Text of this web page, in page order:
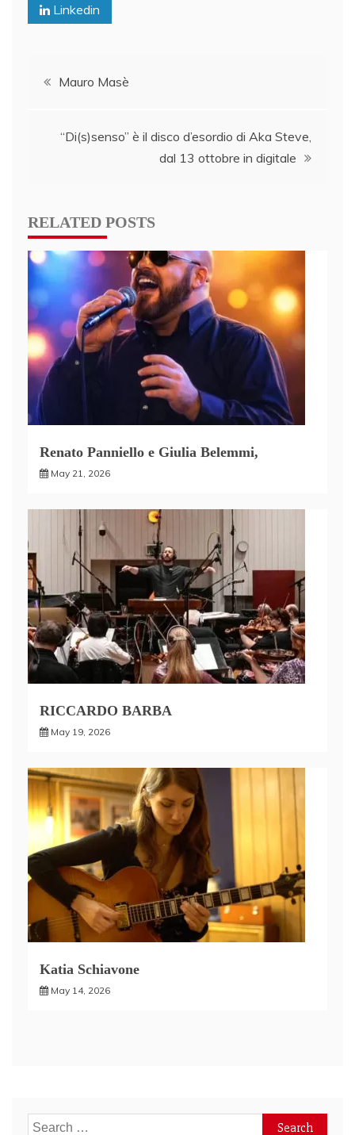
Linkedin
PostMauro Masè
“Di(s)senso” è il disco d’esordio di Aka Steve,
dal 13 ottobre in digitale
RELATED POSTS
Renato Panniello e Giulia Belemmi,
May 21, 2026
RICCARDO BARBA
May 19, 2026
Katia Schiavone
May 14, 2026
Search